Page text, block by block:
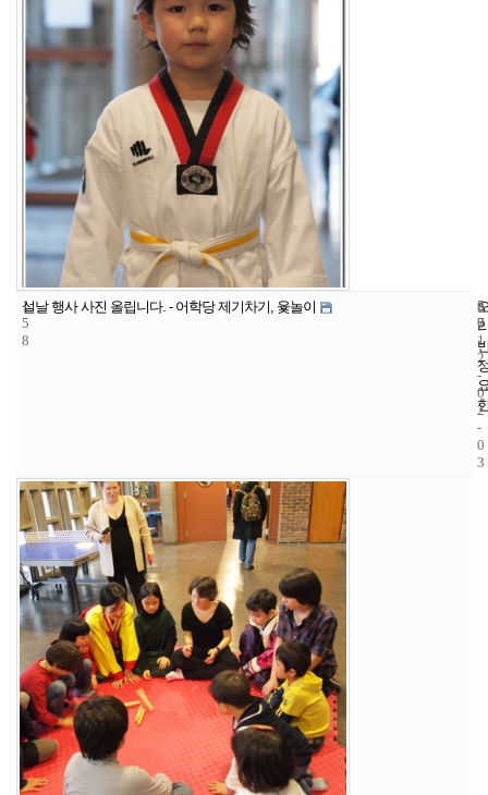
1
5
8
설날 행사 사진 올립니다. - 어학당 제기차기, 윷놀이
6
7
2
0
1
2
-
0
2
-
0
3